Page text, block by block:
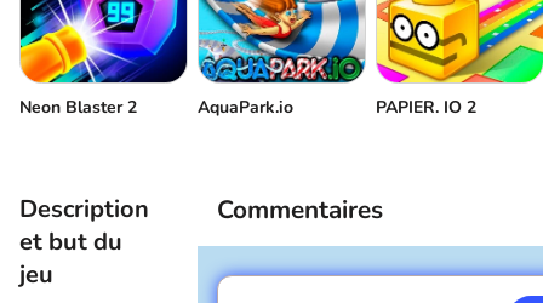
Neon Blaster 2 AquaPark.io PAPIER. IO 2
Description
et but du
jeu
Commentaires